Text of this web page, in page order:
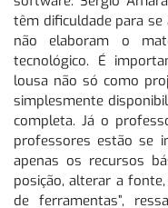
têm dificuldade para
não elaboram o
tecnológico. É
lousa não só como
simplesmente
completa. Já o
professores estão se
apenas os recursos
posição, alterar a
de ferramentas”,